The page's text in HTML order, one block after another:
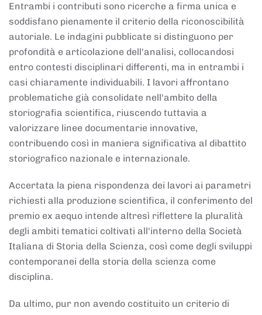
Entrambi i contributi sono ricerche a firma unica e
soddisfano pienamente il criterio della riconoscibilità
autoriale. Le indagini pubblicate si distinguono per
profondità e articolazione dell'analisi, collocandosi
entro contesti disciplinari differenti, ma in entrambi i
casi chiaramente individuabili. I lavori affrontano
problematiche già consolidate nell'ambito della
storiografia scientifica, riuscendo tuttavia a
valorizzare linee documentarie innovative,
contribuendo così in maniera significativa al dibattito
storiografico nazionale e internazionale.
Accertata la piena rispondenza dei lavori ai parametri
richiesti alla produzione scientifica, il conferimento del
premio ex aequo intende altresì riflettere la pluralità
degli ambiti tematici coltivati all'interno della Società
Italiana di Storia della Scienza, così come degli sviluppi
contemporanei della storia della scienza come
disciplina.
Da ultimo, pur non avendo costituito un criterio di